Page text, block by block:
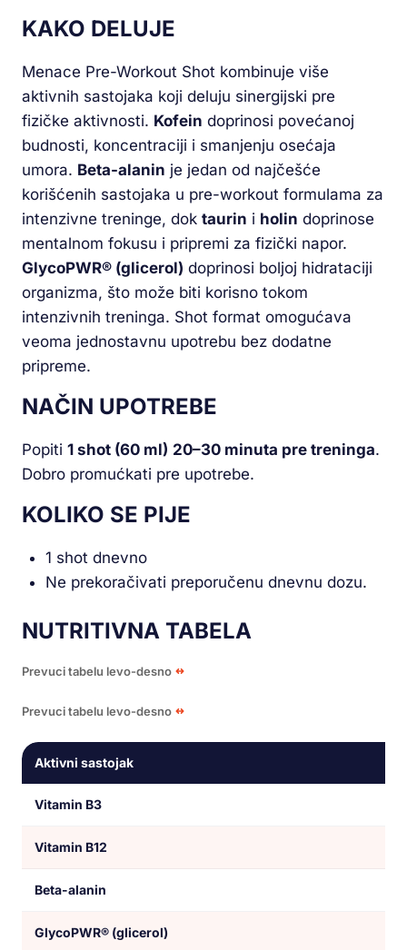
KAKO DELUJE
Menace Pre-Workout Shot kombinuje više
aktivnih sastojaka koji deluju sinergijski pre
fizičke aktivnosti. Kofein doprinosi povećanoj
budnosti, koncentraciji i smanjenju osećaja
umora. Beta-alanin je jedan od najčešće
korišćenih sastojaka u pre-workout formulama za
intenzivne treninge, dok taurin i holin doprinose
mentalnom fokusu i pripremi za fizički napor.
GlycoPWR® (glicerol) doprinosi boljoj hidrataciji
organizma, što može biti korisno tokom
intenzivnih treninga. Shot format omogućava
veoma jednostavnu upotrebu bez dodatne
pripreme.
NAČIN UPOTREBE
Popiti 1 shot (60 ml) 20–30 minuta pre treninga.
Dobro promućkati pre upotrebe.
KOLIKO SE PIJE
1 shot dnevno
Ne prekoračivati preporučenu dnevnu dozu.
NUTRITIVNA TABELA
Prevuci tabelu levo-desno
Prevuci tabelu levo-desno
Aktivni sastojak
Vitamin B3
Vitamin B12
Beta-alanin
GlycoPWR® (glicerol)